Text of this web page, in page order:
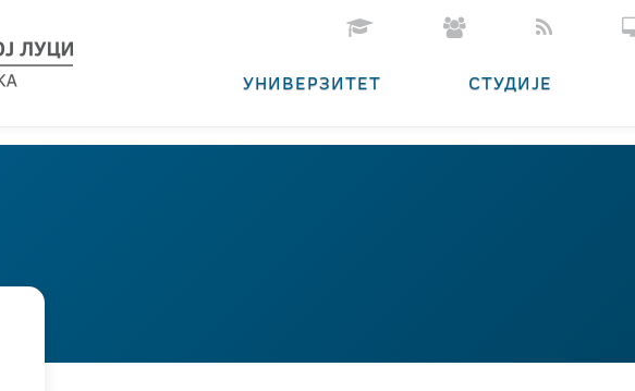
УНИВЕРЗИТЕТ СТУДИЈЕ